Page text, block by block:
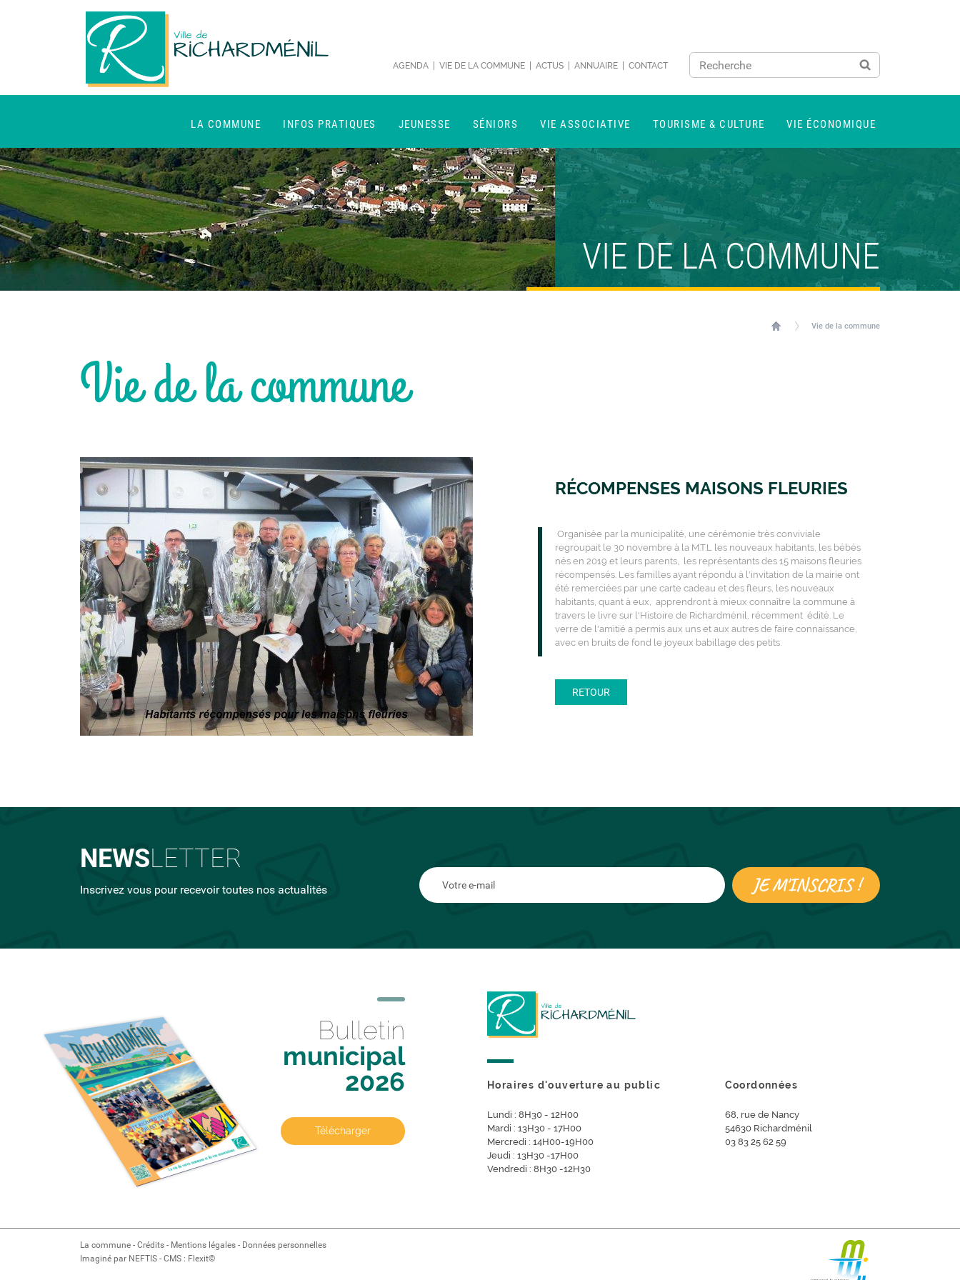
AGENDA VIE DE LA COMMUNE ACTUS ANNUAIRE CONTACT
LA COMMUNE INFOS PRATIQUES JEUNESSE SÉNIORS VIE ASSOCIATIVE TOURISME & CULTURE VIE ÉCONOMIQUE
VIE DE LA COMMUNE
Vie de la commune
Vie de la commune
RÉCOMPENSES MAISONS FLEURIES
Organisée par la municipalité, une cérémonie très conviviale
regroupait le 30 novembre à la M.T.L les nouveaux habitants, les bébés
nés en 2019 et leurs parents, les représentants des 15 maisons fleuries
récompensés. Les familles ayant répondu à l'invitation de la mairie ont
été remerciées par une carte cadeau et des fleurs, les nouveaux
habitants, quant à eux, apprendront à mieux connaître la commune à
travers le livre sur l'Histoire de Richardménil, récemment édité. Le
verre de l'amitié a permis aux uns et aux autres de faire connaissance,
avec en bruits de fond le joyeux babillage des petits.
RETOUR
NEWSLETTER
Inscrivez vous pour recevoir toutes nos actualités
Bulletin
municipal
2026
Télécharger
Horaires d'ouverture au public
Lundi : 8H30 - 12H00
Mardi : 13H30 - 17H00
Mercredi : 14H00-19H00
Jeudi : 13H30 -17H00
Vendredi : 8H30 -12H30
Coordonnées
68, rue de Nancy
54630 Richardménil
03 83 25 62 59
La commune - Crédits - Mentions légales - Données personnelles
Imaginé par NEFTIS - CMS : Flexit©